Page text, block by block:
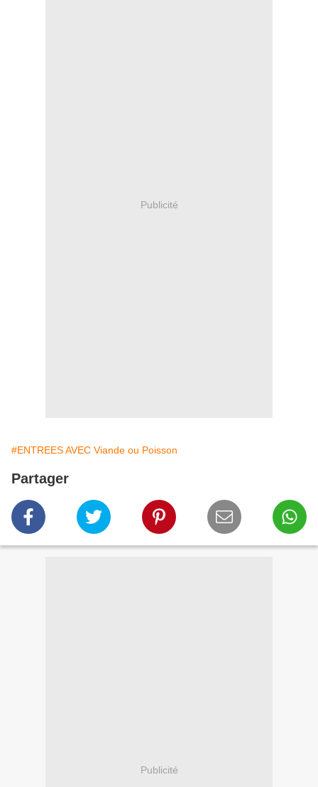
Publicité
#ENTREES AVEC Viande ou Poisson
Partager
Publicité